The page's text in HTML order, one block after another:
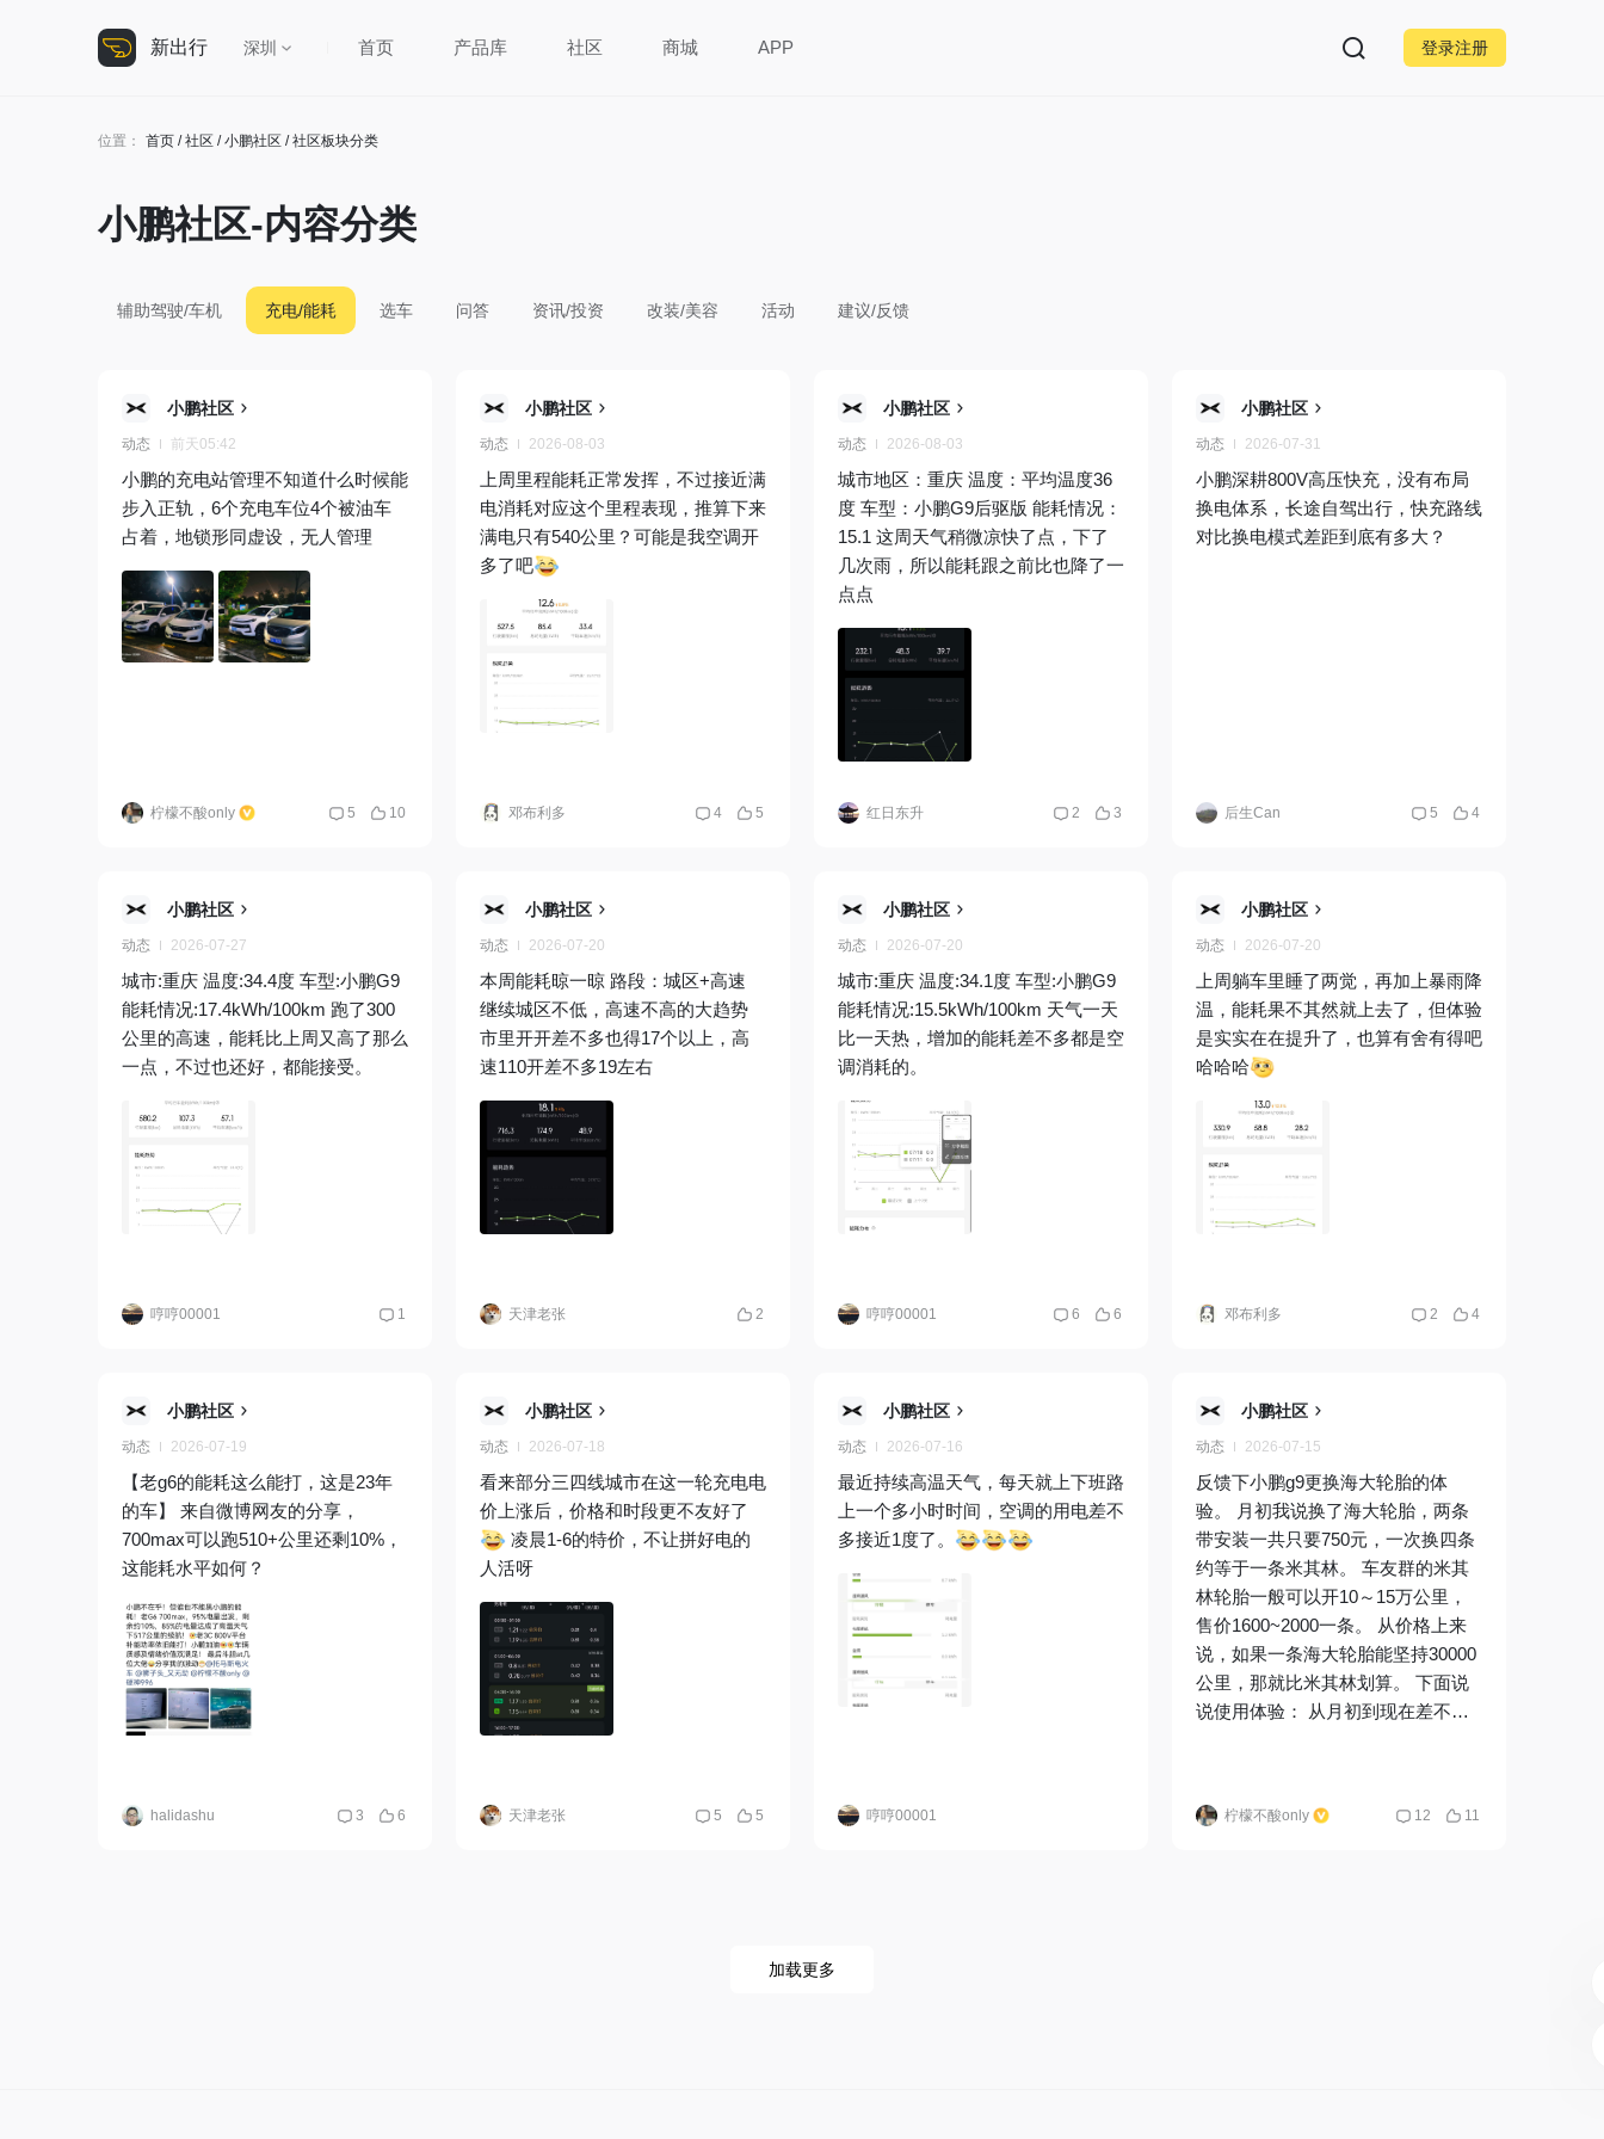
新出行 深圳 首页 产品库 社区 商城 APP 登录注册
位置： 首页 /社区 /小鹏社区 / 社区板块分类
小鹏社区-内容分类
辅助驾驶/车机 充电/能耗 选车 问答 资讯/投资 改装/美容 活动 建议/反馈
小鹏社区
动态 前天05:42
小鹏的充电站管理不知道什么时候能
步入正轨，6个充电车位4个被油车
占着，地锁形同虚设，无人管理
柠檬不酸only 5 10
小鹏社区
动态 2026-08-03
上周里程能耗正常发挥，不过接近满
电消耗对应这个里程表现，推算下来
满电只有540公里？可能是我空调开
多了吧
邓布利多 4 5
小鹏社区
动态 2026-08-03
城市地区：重庆 温度：平均温度36
度 车型：小鹏G9后驱版 能耗情况：
15.1 这周天气稍微凉快了点，下了
几次雨，所以能耗跟之前比也降了一
点点
红日东升 2 3
小鹏社区
动态 2026-07-31
小鹏深耕800V高压快充，没有布局
换电体系，长途自驾出行，快充路线
对比换电模式差距到底有多大？
后生Can 5 4
小鹏社区
动态 2026-07-27
城市:重庆 温度:34.4度 车型:小鹏G9
能耗情况:17.4kWh/100km 跑了300
公里的高速，能耗比上周又高了那么
一点，不过也还好，都能接受。
哼哼00001 1
小鹏社区
动态 2026-07-20
本周能耗晾一晾 路段：城区+高速
继续城区不低，高速不高的大趋势
市里开开差不多也得17个以上，高
速110开差不多19左右
天津老张 2
小鹏社区
动态 2026-07-20
城市:重庆 温度:34.1度 车型:小鹏G9
能耗情况:15.5kWh/100km 天气一天
比一天热，增加的能耗差不多都是空
调消耗的。
哼哼00001 6 6
小鹏社区
动态 2026-07-20
上周躺车里睡了两觉，再加上暴雨降
温，能耗果不其然就上去了，但体验
是实实在在提升了，也算有舍有得吧
哈哈哈
邓布利多 2 4
小鹏社区
动态 2026-07-19
【老g6的能耗这么能打，这是23年
的车】 来自微博网友的分享，
700max可以跑510+公里还剩10%，
这能耗水平如何？
halidashu 3 6
小鹏社区
动态 2026-07-18
看来部分三四线城市在这一轮充电电
价上涨后，价格和时段更不友好了
凌晨1-6的特价，不让拼好电的
人活呀
天津老张 5 5
小鹏社区
动态 2026-07-16
最近持续高温天气，每天就上下班路
上一个多小时时间，空调的用电差不
多接近1度了。
哼哼00001
小鹏社区
动态 2026-07-15
反馈下小鹏g9更换海大轮胎的体
验。 月初我说换了海大轮胎，两条
带安装一共只要750元，一次换四条
约等于一条米其林。 车友群的米其
林轮胎一般可以开10～15万公里，
售价1600~2000一条。 从价格上来
说，如果一条海大轮胎能坚持30000
公里，那就比米其林划算。 下面说
说使用体验： 从月初到现在差不多
多，米其林已经三年了有老化每次过
柠檬不酸only 12 11
加载更多